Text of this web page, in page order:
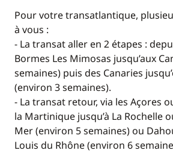
• Gennaker sur emmagasineur
• Spi asymétrique avec chaussette
• Dessalinisateur
Equipements du TS 42 :
• Deux dérives escamotables
• Mât en aluminium
• Bout-dehors
• Barres franches
• GV 3 ris
Pour votre transatlantique,
à vous :
- La transat aller en 2 étapes :
Bormes Les Mimosas jusqu’aux
semaines) puis des Canaries
(environ 3 semaines).
- La transat retour, via les Açores
la Martinique jusqu’à La Rochelle
Mer (environ 5 semaines) ou
Louis du Rhône (environ 6